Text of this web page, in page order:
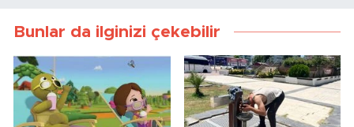
Bunlar da ilginizi çekebilir